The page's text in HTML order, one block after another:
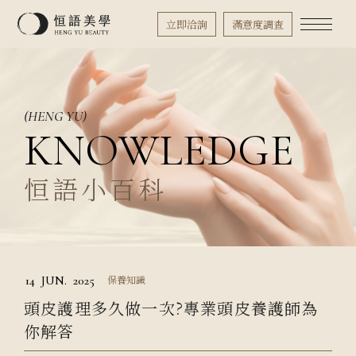
(HENG YU)
KNOWLEDGE
恒語小百科
14 JUN. 2025 保養知識
頭皮護理多久做一次?專業頭皮養護師為
你解答
立即洽詢 滿意度調查